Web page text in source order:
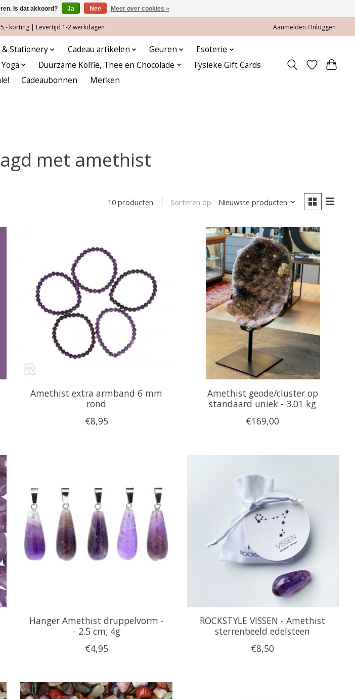
korting | Levertijd 1-2 werkdagen Aanmelden / Inloggen
& Stationery Cadeau artikelen Geuren
Esoterie
Duurzame Koffie, Thee en Chocolade
Fysieke Gift Cards
Cadeaubonnen Merken
met amethist
10 producten Sorteren op Nieuwste producten
Amethist extra armband 6 mm
rond
€8,95
Amethist geode/cluster op
standaard uniek - 3.01 kg
€169,00
Hanger Amethist druppelvorm -
- 2.5 cm; 4g
€4,95
ROCKSTYLE VISSEN - Amethist
sterrenbeeld edelsteen
€8,50
Is dat akkoord? Ja Nee Meer over cookies »